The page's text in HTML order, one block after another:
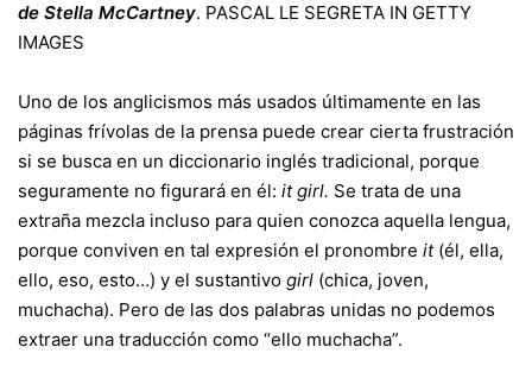
de Stella McCartney. PASCAL LE SEGRETA IN GETTY
IMAGES
Uno de los anglicismos más usados últimamente en las
páginas frívolas de la prensa puede crear cierta frustración
si se busca en un diccionario inglés tradicional, porque
seguramente no figurará en él: it girl. Se trata de una
extraña mezcla incluso para quien conozca aquella lengua,
porque conviven en tal expresión el pronombre it(él, ella,
ello, eso, esto…) y el sustantivo girl (chica, joven,
muchacha). Pero de las dos palabras unidas no podemos
extraer una traducción como “ello muchacha”.